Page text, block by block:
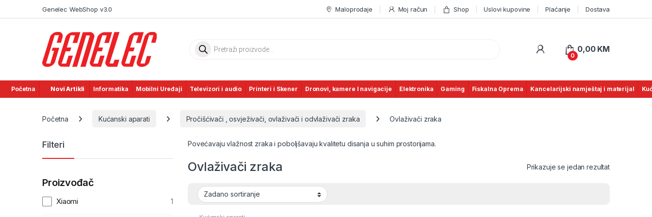
Genelec WebShop v3.0 Maloprodaje Moj račun Shop Uslovi kupovine Plaćanje Dostava
Products search
0
0,00 KM
Početna Novi Artikli Informatika Mobilni Uređaji Televizori i audio Printeri i Skener Dronovi, kamere I navigacije Elektronika Gaming Fiskalna Oprema Kancelarijski namještaj i materijal
Početna Kućanski aparati Pročišćivači , osvježivači, ovlaživači i odvlaživači zraka Ovlaživači zraka
Povećavaju vlažnost zraka i poboljšavaju kvalitetu disanja u suhim prostorijama.
Ovlaživači zraka Prikazuje se jedan rezultat
Filteri
Proizvođač
Xiaomi 1